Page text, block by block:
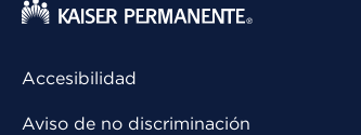
Accesibilidad
Aviso de no discriminación